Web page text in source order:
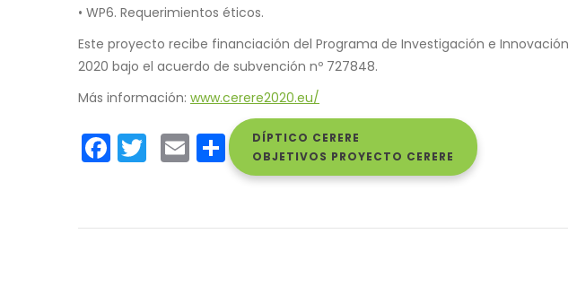
• WP6. Requerimientos éticos.
Este proyecto recibe financiación del Programa de Investigación e
2020 bajo el acuerdo de subvención nº 727848.
Más información: www.cerere2020.eu/
DÍPTICO CERERE
OBJETIVOS PROYECTO CERERE
Facebook
Twitter
Email
Share